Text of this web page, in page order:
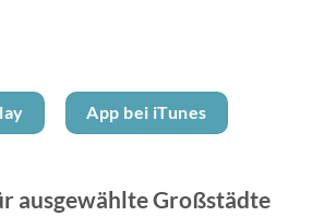
App bei iTunes
ausgewählte Großstädte